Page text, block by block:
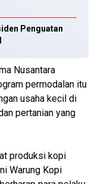
Penguatan
Nusantara
permodalan itu
usaha kecil di
pertanian yang
produksi kopi
Warung Kopi